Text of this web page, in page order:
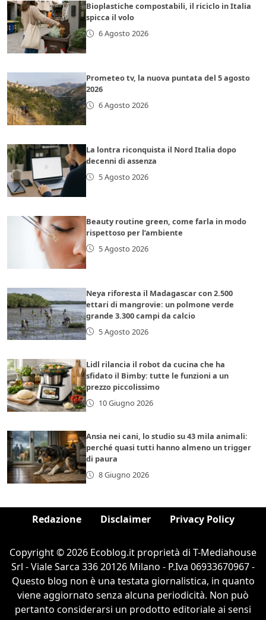
Bioplastiche compostabili, il riciclo in Italia
spicca il volo
6 Agosto 2026
Prometeo tv, la nuova puntata del 5 agosto
2026
6 Agosto 2026
La lontra riconquista il Nord Italia dopo
decenni di assenza
5 Agosto 2026
Beauty routine green, come farla in modo
rispettoso per l’ambiente
5 Agosto 2026
Neya riforesta il Madagascar con 2.500
ettari di mangrovie: un polmone verde
grande 3.300 campi da calcio
5 Agosto 2026
Lidl rilancia il robot da cucina che ha
sfidato il Bimby: tutte le funzioni a un
prezzo piccolissimo
10 Giugno 2026
Ansia nei cani, lo studio su 43 mila animali:
perché quasi tutti hanno almeno un trigger
di paura
8 Giugno 2026
Redazione Disclaimer Privacy Policy
Copyright © 2026 Ecoblog.it proprietà di T-Mediahouse
Srl - Viale Sarca 336 20126 Milano - P.Iva 06933670967 -
Questo blog non è una testata giornalistica, in quanto
viene aggiornato senza alcuna periodicità. Non può
pertanto considerarsi un prodotto editoriale ai sensi